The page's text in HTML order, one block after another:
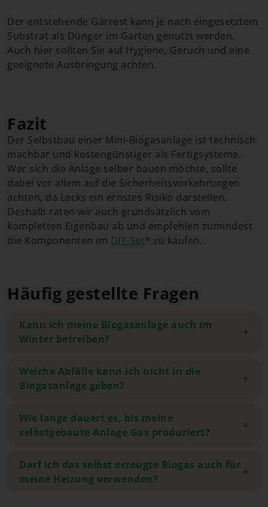
Der entstehende Gärrest kann je nach eingesetztem
Substrat als Dünger im Garten genutzt werden.
Auch hier sollten Sie auf Hygiene, Geruch und eine
geeignete Ausbringung achten.
Fazit
Der Selbstbau einer Mini-Biogasanlage ist technisch
machbar und kostengünstiger als Fertigsysteme.
Wer sich die Anlage selber bauen möchte, sollte
dabei vor allem auf die Sicherheitsvorkehrungen
achten, da Lecks ein ernstes Risiko darstellen.
Deshalb raten wir auch grundsätzlich vom
kompletten Eigenbau ab und empfehlen zumindest
die Komponenten im DIY-Set* zu kaufen.
Häufig gestellte Fragen
Kann ich meine Biogasanlage auch im
Winter betreiben?
Welche Abfälle kann ich nicht in die
Biogasanlage geben?
Wie lange dauert es, bis meine
selbstgebaute Anlage Gas produziert?
Darf ich das selbst erzeugte Biogas auch für
meine Heizung verwenden?